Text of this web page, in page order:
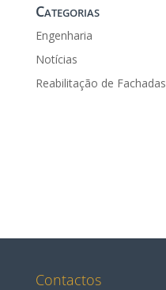
Categorias
Engenharia
Notícias
Reabilitação de Fachadas
Contactos